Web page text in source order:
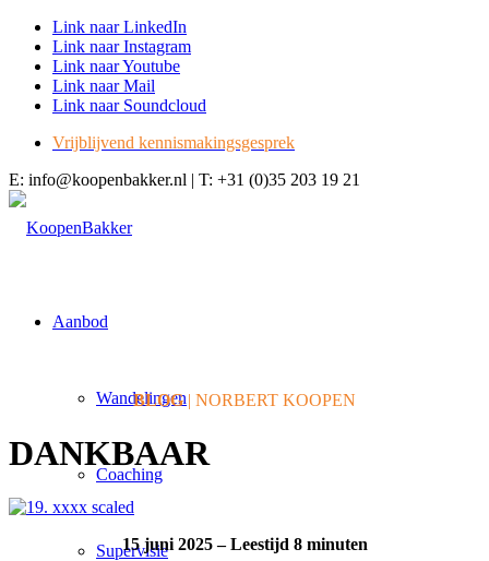
Link naar LinkedIn
Link naar Instagram
Link naar Youtube
Link naar Mail
Link naar Soundcloud
Vrijblijvend kennismakingsgesprek
E: info@koopenbakker.nl | T: +31 (0)35 203 19 21
Aanbod
Wandelingen
Coaching
Supervisie
BLOG| NORBERT KOOPEN
DANKBAAR
15 juni 2025 – Leestijd 8 minuten